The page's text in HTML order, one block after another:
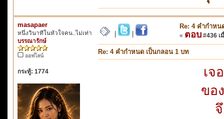
masapaer
หนึ่งวินาทีในหัวใจคน..ไม่เท่า
บรรณารักษ์
ออฟไลน์
กระทู้: 1774
Re: 4 คำกำห
« ตอบ #436 เ
Re: 4 คำกำหนด เป็นกลอน 1 บท
เจ
ขอ